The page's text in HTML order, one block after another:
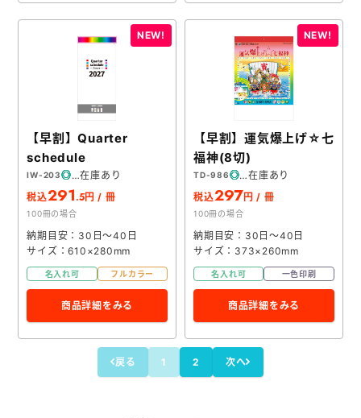
【早割】Quarter
schedule
IW-203
在庫あり
税込291.5円 / 冊
100冊の場合
納期目安：30日～40日
サイズ：610×280mm
名入れ可 フルカラー
商品詳細をみる
【早割】運気爆上げ☆七
福神(8切)
TD-986
在庫あり
税込297円 / 冊
100冊の場合
納期目安：30日～40日
サイズ：373×260mm
名入れ可 一色印刷
商品詳細をみる
戻る 1 2 次へ